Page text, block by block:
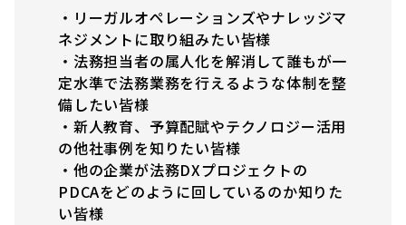
・リーガルオペレーションズやナレッジマ
ネジメントに取り組みたい皆様
・法務担当者の属人化を解消して誰もが一
定水準で法務業務を行えるような体制を整
備したい皆様
・新人教育、予算配賦やテクノロジー活用
の他社事例を知りたい皆様
・他の企業が法務DXプロジェクトの
PDCAをどのように回しているのか知りた
い皆様